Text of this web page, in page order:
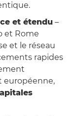
et étendu –
et Rome
et le réseau
rapides
européenne,